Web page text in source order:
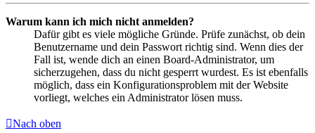
Warum kann ich mich nicht anmelden?
Dafür gibt es viele mögliche Gründe. Prüfe zunächst, ob dein
Benutzername und dein Passwort richtig sind. Wenn dies der
Fall ist, wende dich an einen Board-Administrator, um
sicherzugehen, dass du nicht gesperrt wurdest. Es ist ebenfalls
möglich, dass ein Konfigurationsproblem mit der Website
vorliegt, welches ein Administrator lösen muss.
Nach oben